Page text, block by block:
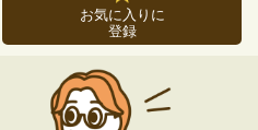
お気に入りに
登録